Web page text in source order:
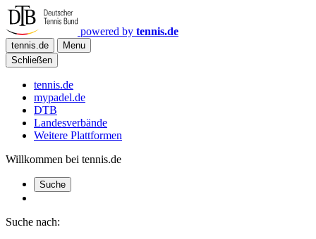
powered by tennis.de
tennis.de
Menu
Schließen
tennis.de
mypadel.de
DTB
Landesverbände
Weitere Plattformen
Willkommen bei tennis.de
Suche
Suche nach: